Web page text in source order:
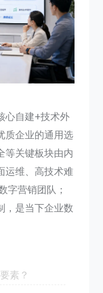
心自建+技术外
质企业的通用选
等关键板块由内
运维、高技术难
字营销团队；
，是当下企业数
素？